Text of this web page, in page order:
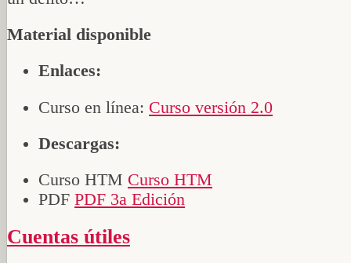
Material disponible
Enlaces:
Curso en línea: Curso versión 2.0
Descargas:
Curso HTM Curso HTM
PDF PDF 3a Edición
Cuentas útiles